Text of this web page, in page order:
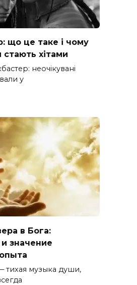
що це таке і чому
стають хітами
неочікувані
у
в Бога:
значение
тихая музыка души,